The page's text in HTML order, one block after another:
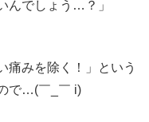
んでしょう…？」
痛みを除く！」という
で…(￣_￣ i)